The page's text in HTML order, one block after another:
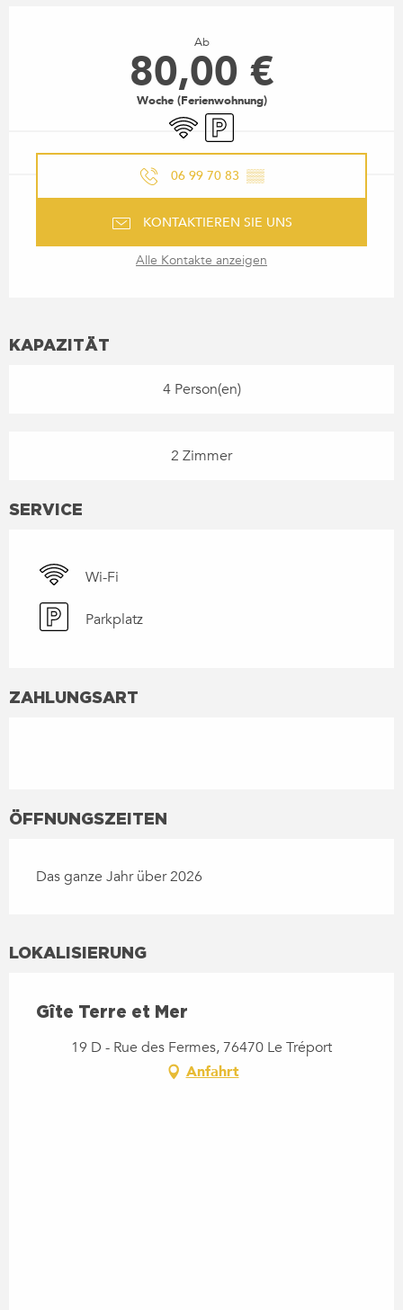
Ab
80,00 €
Woche (Ferienwohnung)
Wi-Fi Parkplatz
06 99 70 83 ▒▒
KONTAKTIEREN SIE UNS
Alle Kontakte anzeigen
KAPAZITÄT
4 Person(en)
2 Zimmer
SERVICE
Wi-Fi
Parkplatz
ZAHLUNGSART
ÖFFNUNGSZEITEN
Das ganze Jahr über 2026
LOKALISIERUNG
Gîte Terre et Mer
19 D - Rue des Fermes, 76470 Le Tréport
Anfahrt